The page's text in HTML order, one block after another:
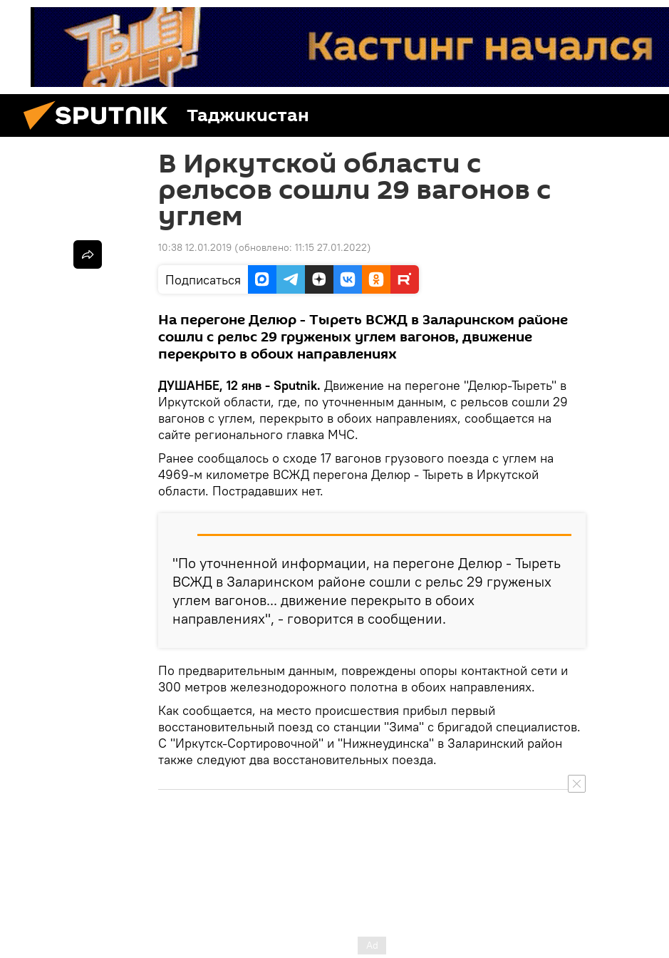
Таджикистан
В Иркутской области с
рельсов сошли 29 вагонов с
углем
10:38 12.01.2019 (обновлено: 11:15 27.01.2022)
Подписаться
На перегоне Делюр - Тыреть ВСЖД в Заларинском районе
сошли с рельс 29 груженых углем вагонов, движение
перекрыто в обоих направлениях
ДУШАНБЕ, 12 янв - Sputnik. Движение на перегоне "Делюр-Тыреть" в
Иркутской области, где, по уточненным данным, с рельсов сошли 29
вагонов с углем, перекрыто в обоих направлениях, сообщается на
сайте регионального главка МЧС.
Ранее сообщалось о сходе 17 вагонов грузового поезда с углем на
4969-м километре ВСЖД перегона Делюр - Тыреть в Иркутской
области. Пострадавших нет.
"По уточненной информации, на перегоне Делюр - Тыреть
ВСЖД в Заларинском районе сошли с рельс 29 груженых
углем вагонов... движение перекрыто в обоих
направлениях", - говорится в сообщении.
По предварительным данным, повреждены опоры контактной сети и
300 метров железнодорожного полотна в обоих направлениях.
Как сообщается, на место происшествия прибыл первый
восстановительный поезд со станции "Зима" с бригадой специалистов.
С "Иркутск-Сортировочной" и "Нижнеудинска" в Заларинский район
также следуют два восстановительных поезда.